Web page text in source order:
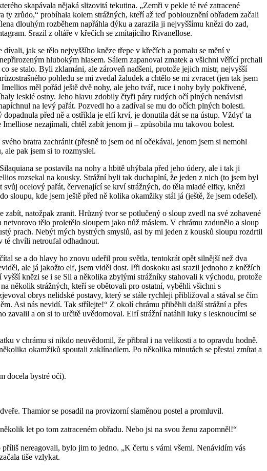
skapávala nějaká slizovitá tekutina. „Zemři v pekle té tvé zatracené
ty zrůdo,“ probíhala kolem strážných, kteří až teď poblouznění obřadem začali
dlouhým rozběhem napřáhla dýku a zarazila ji nejvyššímu knězi do zad,
Srazil z oltáře v křečích se zmítajícího Rivanellose.
jak se tělo nejvyššího kněze třepe v křečích a pomalu se mění v
hlubokým hlasem. Sálem zapanoval zmatek a všichni věřící prchali
se stalo. Byli zklamáni, ale zároveň nadšeni, protože jejich mistr, nejvyšší
pohledu se mi zvedal žaludek a chtělo se mi zvracet (jen tak jsem
měl pořád ještě dvě nohy, ale jeho tvář, ruce i nohy byly pokřivené,
lesklé ostny. Jeho hlavu zdobily čtyři páry rudých očí plných nenávisti
na levý pařát. Pozvedl ho a zadíval se mu do očích plných bolesti.
před ně a ostříkla je elfí krví, je donutila dát se na ústup. Vždyť ta
nezajímali, chtěl zabít jenom ji – způsobila mu takovou bolest.
bratra zachránit (přesně to jsem od ní očekával, jenom jsem si nemohl
ale pak jsem si to rozmyslel.
se postavila na nohy a hbitě uhýbala před jeho údery, ale i tak ji
rozsekal na kousky. Strážní byli tak duchaplní, že jeden z nich (to jsem byl
ocelový pařát, červenající se krví strážných, do těla mladé elfky, knězi
sloupu, kde jsem ještě před ně kolika okamžiky stál já (ještě, že jsem odešel).
natožpak zranit. Hrůzný tvor se potlučený o sloup zvedl na své zohavené
tělo proletělo sloupem jako nůž máslem. V chrámu zadunělo a sloup
prach. Nebýt mých bystrých smyslů, asi by mi jeden z kousků sloupu rozdrtil
té chvíli netroufal odhadnout.
se a do hlavy ho znovu udeřil prou světla, tentokrát opět silnější než dva
ale já jakožto elf, jsem viděl dost. Při doskoku asi srazil jednoho z kněžích
knězi se i se Sil a několika zbylými strážníky stahovali k východu, protože
několik strážných, kteří se obětovali pro ostatní, vyběhli všichni s
obrys nelidské postavy, který se stále rychleji přibližoval a stával se čím
Asi nás nevidí. Tak střílejte!“ Z okolí chrámu přiběhli další strážní a přes
zavalil a on si to určitě uvědomoval. Elfí strážní natáhli luky s lesknoucími se
v chrámu si nikdo neuvědomil, že přibral i na velikosti a to opravdu hodně.
okamžiků spoutali zaklínadlem. Po několika minutách se přestal zmítat a
docela bystré oči).
Thamior se posadil na provizorní slaměnou postel a promluvil.
let po tom zatraceném obřadu. Nebo jsi na svou ženu zapomněl!“
nereagovali, bylo jim to jedno. „K čertu s vámi všemi. Nenávidím vás
tiše vzlykat.